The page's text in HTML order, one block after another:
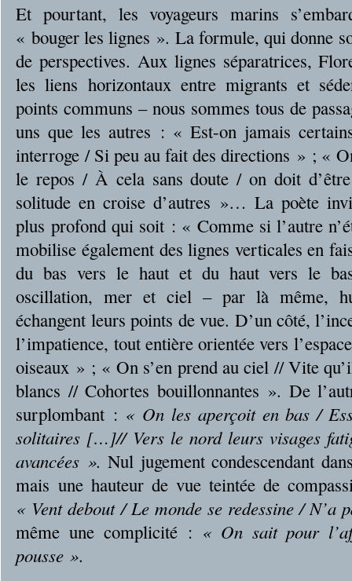
Et pourtant, les voyageurs marins
« bouger les lignes ». La formule, qui donne
de perspectives. Aux lignes séparatrices,
les liens horizontaux entre migrants et
points communs – nous sommes tous de
uns que les autres : « Est-on jamais
interroge / Si peu au fait des directions » ; «
le repos / À cela sans doute / on doit
solitude en croise d’autres »… La poète
plus profond qui soit : « Comme si l’autre
mobilise également des lignes verticales en
du bas vers le haut et du haut vers le
oscillation, mer et ciel – par là même,
échangent leurs points de vue. D’un côté,
l’impatience, tout entière orientée vers
oiseaux » ; « On s’en prend au ciel // Vite
blancs // Cohortes bouillonnantes ». De
surplombant : « On les aperçoit en bas /
solitaires […]// Vers le nord leurs visages
avancées ». Nul jugement condescendant
mais une hauteur de vue teintée de
« Vent debout / Le monde se redessine / N’a
même une complicité : « On sait pour
pousse ».